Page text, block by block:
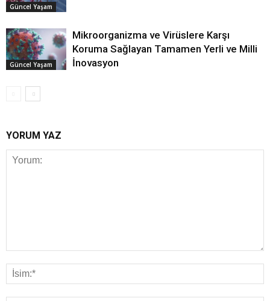
Güncel Yaşam
Güncel Yaşam
Mikroorganizma ve Virüslere Karşı
Koruma Sağlayan Tamamen Yerli ve Milli
İnovasyon
YORUM YAZ